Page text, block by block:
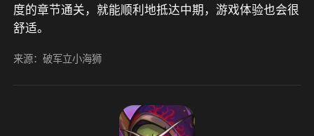
度的章节通关，就能顺利地抵达中期，游戏体验也会很
舒适。
来源：破军立小海狮